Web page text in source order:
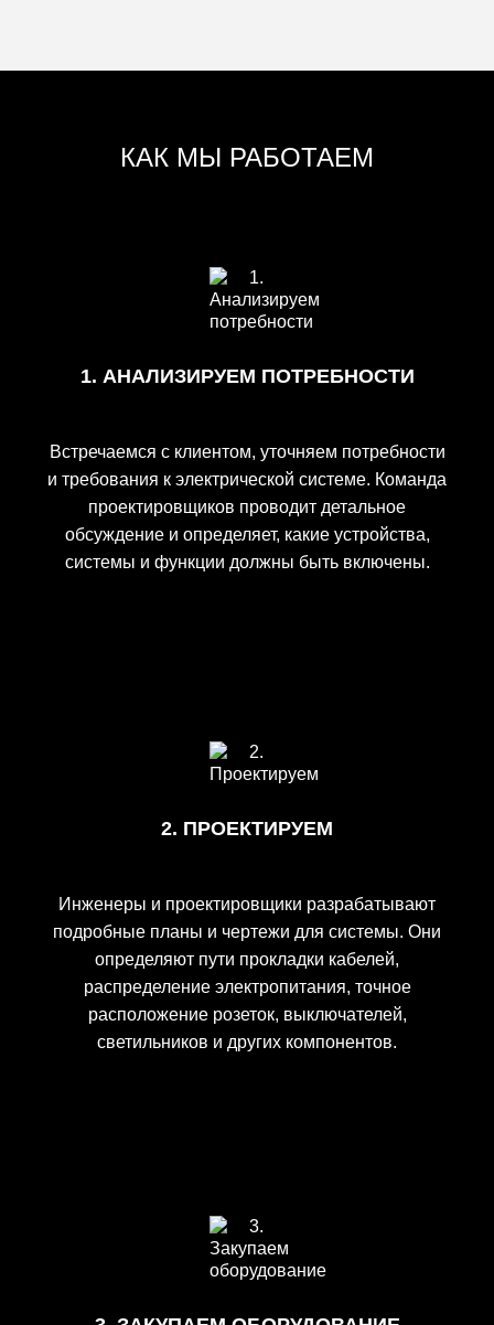
КАК МЫ РАБОТАЕМ
1. АНАЛИЗИРУЕМ ПОТРЕБНОСТИ
Встречаемся с клиентом, уточняем потребности
и требования к электрической системе. Команда
проектировщиков проводит детальное
обсуждение и определяет, какие устройства,
системы и функции должны быть включены.
2. ПРОЕКТИРУЕМ
Инженеры и проектировщики разрабатывают
подробные планы и чертежи для системы. Они
определяют пути прокладки кабелей,
распределение электропитания, точное
расположение розеток, выключателей,
светильников и других компонентов.